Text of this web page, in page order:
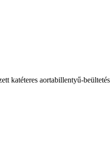
katéteres aortabillentyű-